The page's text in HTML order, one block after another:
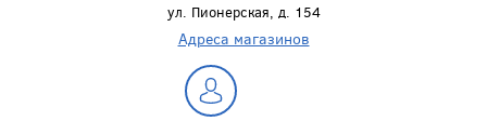
ул. Пионерская, д. 154
Адреса магазинов